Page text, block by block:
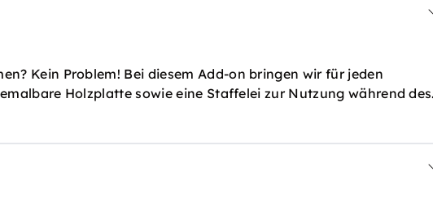
Kein Problem! Bei diesem Add-on bringen wir für jeden
Holzplatte sowie eine Staffelei zur Nutzung während des